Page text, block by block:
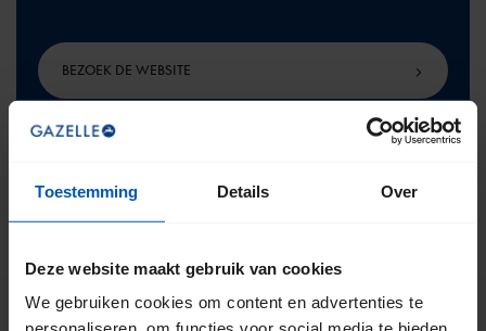
Toestemming Details Over
Deze website maakt gebruik van cookies
We gebruiken cookies om content en advertenties te
BEZOEK DE WEBSITE